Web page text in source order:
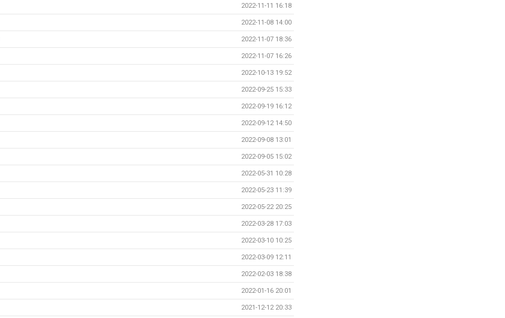
2022-11-11 16:18
2022-11-08 14:00
2022-11-07 18:36
2022-11-07 16:26
2022-10-13 19:52
2022-09-25 15:33
2022-09-19 16:12
2022-09-12 14:50
2022-09-08 13:01
2022-09-05 15:02
2022-05-31 10:28
2022-05-23 11:39
2022-05-22 20:25
2022-03-28 17:03
2022-03-10 10:25
2022-03-09 12:11
2022-02-03 18:38
2022-01-16 20:01
2021-12-12 20:33